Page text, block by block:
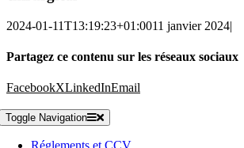
2024-01-11T13:19:23+01:0011 janvier 2024|
Partagez ce contenu sur les réseaux sociaux
FacebookXLinkedInEmail
Toggle Navigation